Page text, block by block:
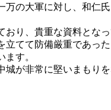
の大軍に対し、和
り、貴重な資料となっ
てて防備厳重であっ
す。
が非常に堅いまもり